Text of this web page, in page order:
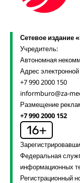
Сетевое издание
Учредитель:
Автономная
Адрес
+7 990 2000 150
informburo@za-
Размещение
+7 990 2000 152
Федеральная
информационных
Регистрационный